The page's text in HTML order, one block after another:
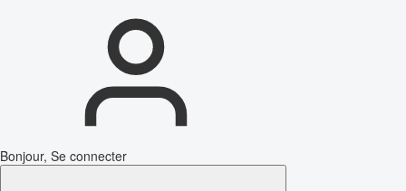
Bonjour, Se connecter